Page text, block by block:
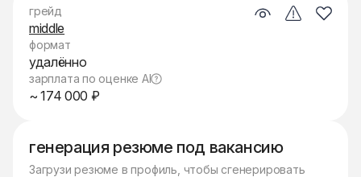
генерация резюме под вакансию
Загрузи резюме в профиль, чтобы сгенерировать
грейд
middle
формат
удалённо
зарплата по оценке AI
~ 174 000 ₽